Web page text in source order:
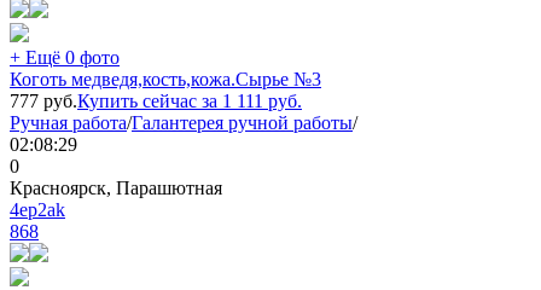
+ Ещё 0 фото
Коготь медведя,кость,кожа.Сырье №3
777 руб.Купить сейчас за 1 111 руб.
Ручная работа/Галантерея ручной работы/
02:08:29
0
Красноярск, Парашютная
4ep2ak
868